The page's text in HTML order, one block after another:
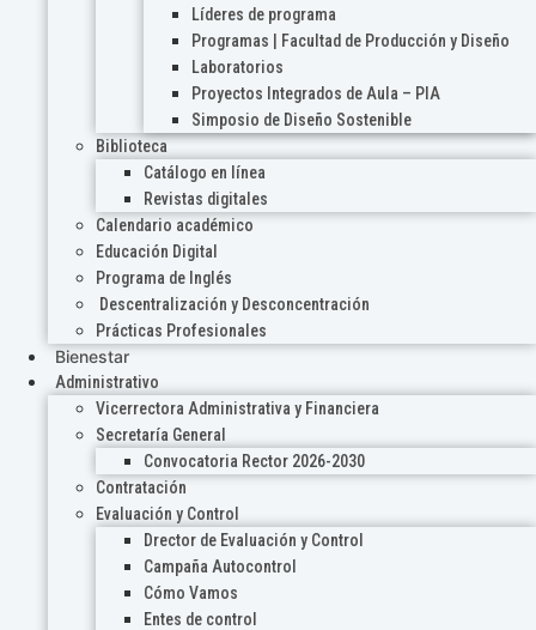
Líderes de programa
Programas | Facultad de Producción y Diseño
Laboratorios
Proyectos Integrados de Aula – PIA
Simposio de Diseño Sostenible
Biblioteca
Catálogo en línea
Revistas digitales
Calendario académico
Educación Digital
Programa de Inglés
Descentralización y Desconcentración
Prácticas Profesionales
Bienestar
Administrativo
Vicerrectora Administrativa y Financiera
Secretaría General
Convocatoria Rector 2026-2030
Contratación
Evaluación y Control
Drector de Evaluación y Control
Campaña Autocontrol
Cómo Vamos
Entes de control